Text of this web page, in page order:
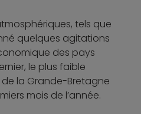
tels que
quelques agitations
des pays
le plus faible
la Grande-Bretagne
mois de l’année.